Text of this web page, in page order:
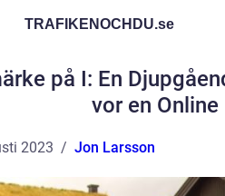
TRAFIKENOCHDU.se
på I: En
vor en
2023 Jon Larsson